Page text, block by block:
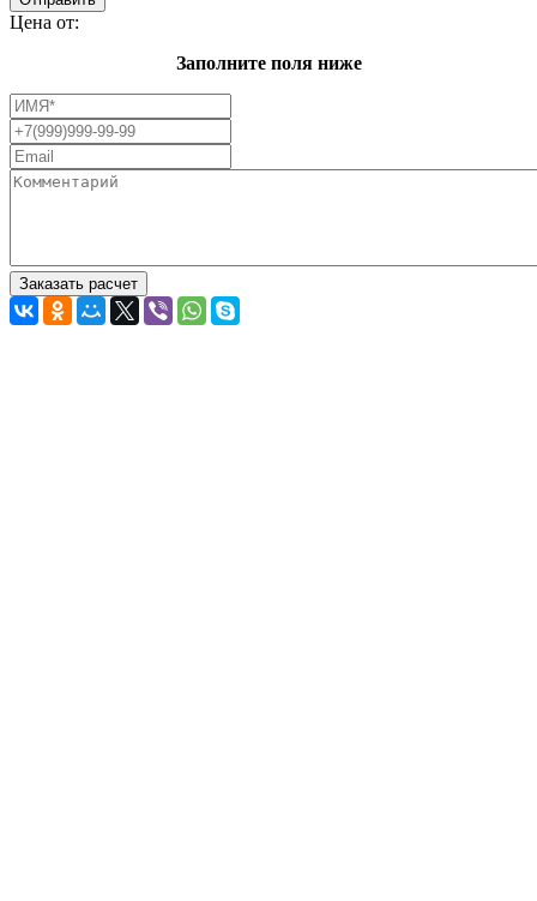
Цена от:
Заполните поля ниже